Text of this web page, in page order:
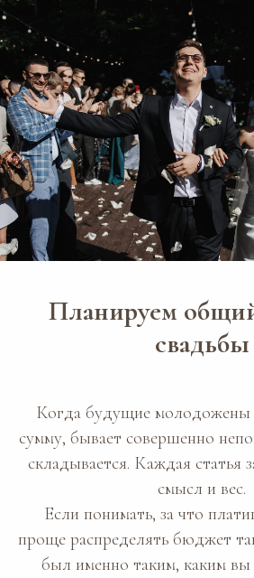
Планируем
свадьбы
Когда будущие
сумму, бывает совершенно
складывается. Каждая статья
смысл и вес.
Если понимать, за что
проще распределять бюджет
был именно таким, каким